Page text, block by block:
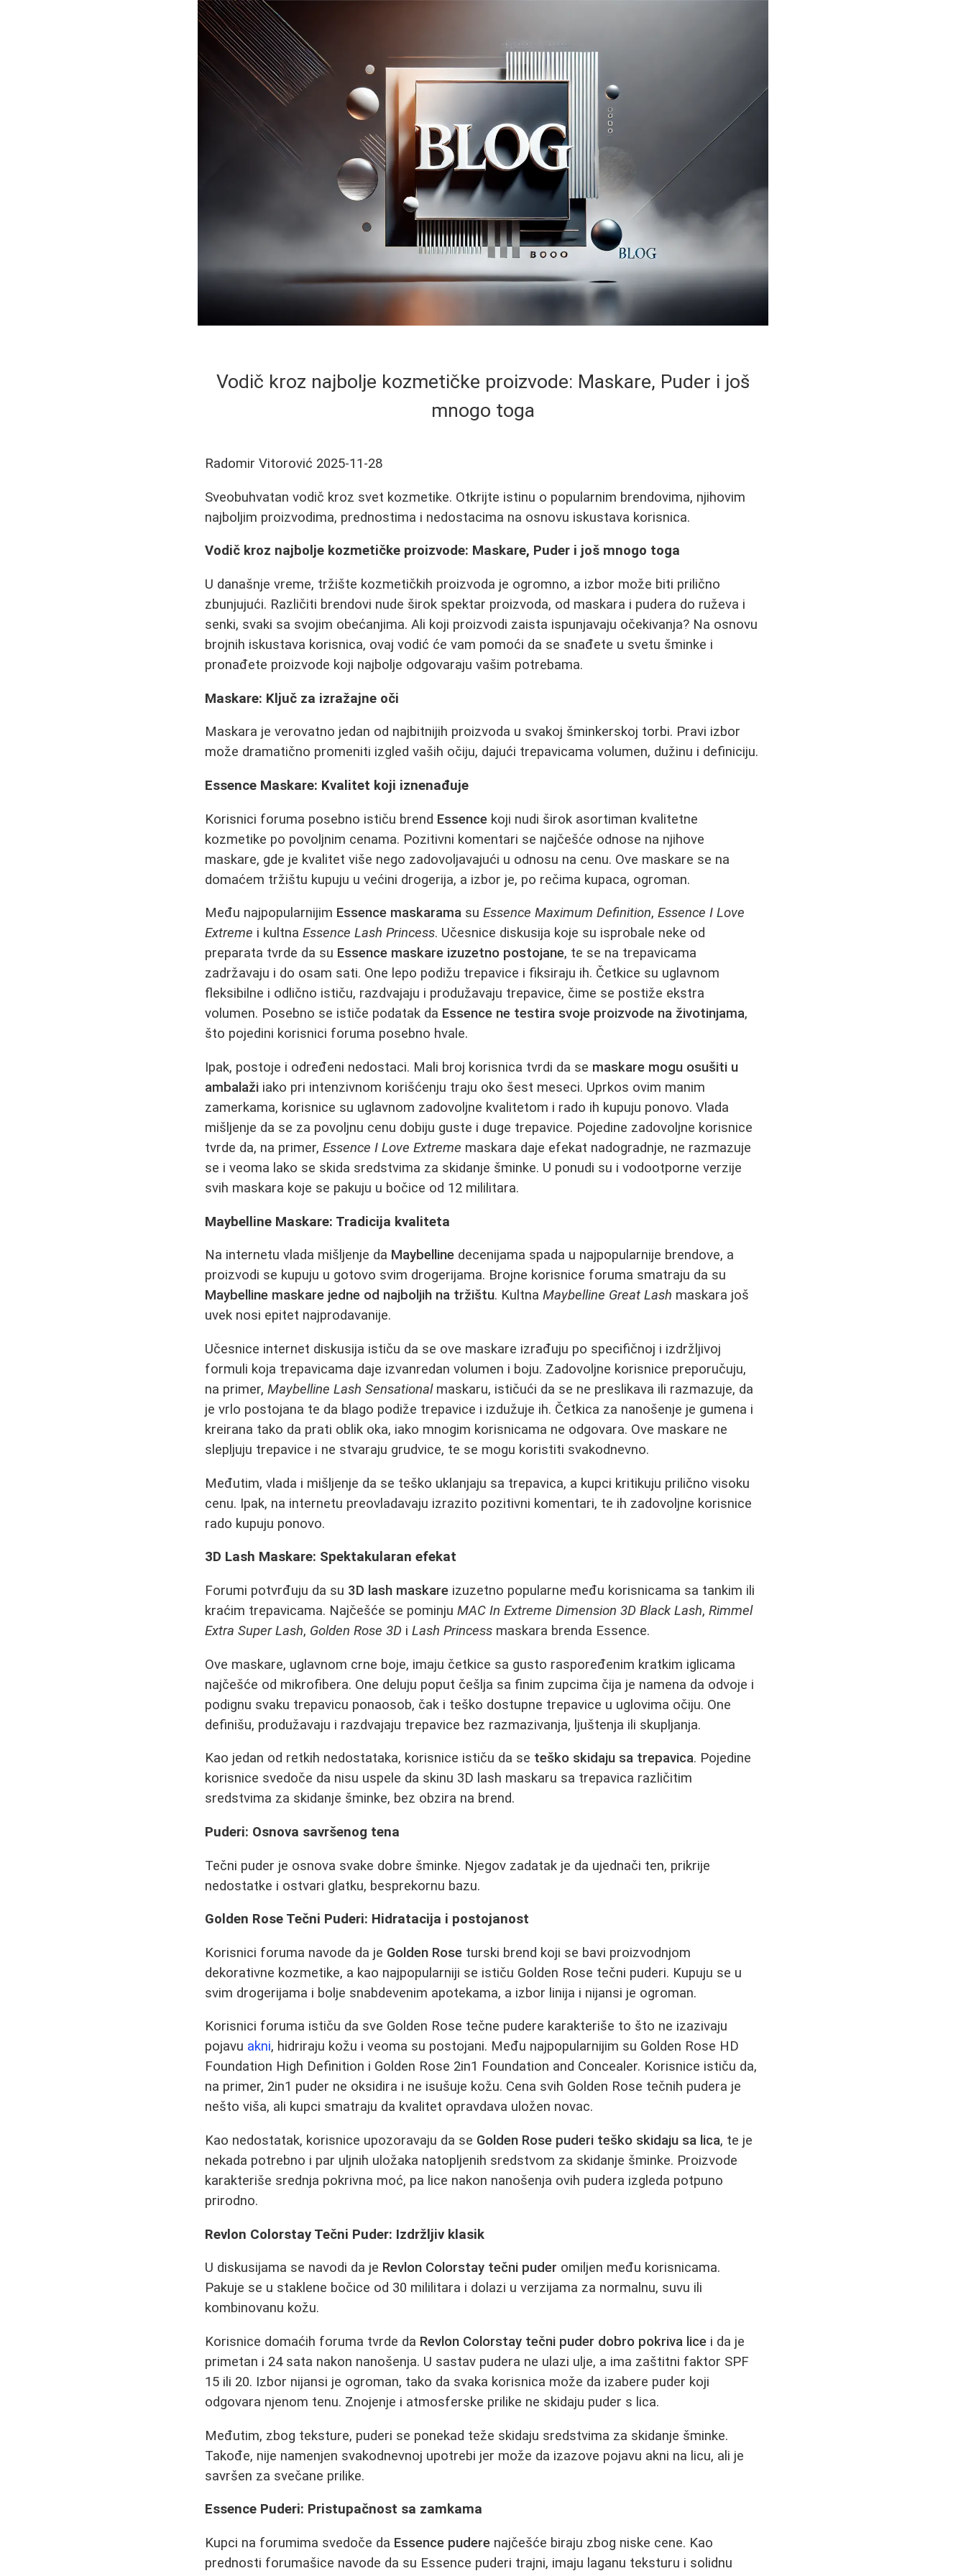
Vodič kroz najbolje kozmetičke proizvode: Maskare, Puder i još
mnogo toga
Radomir Vitorović 2025-11-28
Sveobuhvatan vodič kroz svet kozmetike. Otkrijte istinu o popularnim brendovima, njihovim
najboljim proizvodima, prednostima i nedostacima na osnovu iskustava korisnica.
Vodič kroz najbolje kozmetičke proizvode: Maskare, Puder i još mnogo toga
U današnje vreme, tržište kozmetičkih proizvoda je ogromno, a izbor može biti prilično
zbunjujući. Različiti brendovi nude širok spektar proizvoda, od maskara i pudera do ruževa i
senki, svaki sa svojim obećanjima. Ali koji proizvodi zaista ispunjavaju očekivanja? Na osnovu
brojnih iskustava korisnica, ovaj vodić će vam pomoći da se snađete u svetu šminke i
pronađete proizvode koji najbolje odgovaraju vašim potrebama.
Maskare: Ključ za izražajne oči
Maskara je verovatno jedan od najbitnijih proizvoda u svakoj šminkerskoj torbi. Pravi izbor
može dramatično promeniti izgled vaših očiju, dajući trepavicama volumen, dužinu i definiciju.
Essence Maskare: Kvalitet koji iznenađuje
Korisnici foruma posebno ističu brend Essence koji nudi širok asortiman kvalitetne
kozmetike po povoljnim cenama. Pozitivni komentari se najčešće odnose na njihove
maskare, gde je kvalitet više nego zadovoljavajući u odnosu na cenu. Ove maskare se na
domaćem tržištu kupuju u većini drogerija, a izbor je, po rečima kupaca, ogroman.
Među najpopularnijim Essence maskarama suEssence Maximum Definition,Essence I Love
Extreme i kultnaEssence Lash Princess. Učesnice diskusija koje su isprobale neke od
preparata tvrde da su Essence maskare izuzetno postojane, te se na trepavicama
zadržavaju i do osam sati. One lepo podižu trepavice i fiksiraju ih. Četkice su uglavnom
fleksibilne i odlično ističu, razdvajaju i produžavaju trepavice, čime se postiže ekstra
volumen. Posebno se ističe podatak da Essence ne testira svoje proizvode na životinjama,
što pojedini korisnici foruma posebno hvale.
Ipak, postoje i određeni nedostaci. Mali broj korisnica tvrdi da se maskare mogu osušiti u
ambalaži iako pri intenzivnom korišćenju traju oko šest meseci. Uprkos ovim manim
zamerkama, korisnice su uglavnom zadovoljne kvalitetom i rado ih kupuju ponovo. Vlada
mišljenje da se za povoljnu cenu dobiju guste i duge trepavice. Pojedine zadovoljne korisnice
tvrde da, na primer,Essence I Love Extreme maskara daje efekat nadogradnje, ne razmazuje
se i veoma lako se skida sredstvima za skidanje šminke. U ponudi su i vodootporne verzije
svih maskara koje se pakuju u bočice od 12 mililitara.
Maybelline Maskare: Tradicija kvaliteta
Na internetu vlada mišljenje da Maybelline decenijama spada u najpopularnije brendove, a
proizvodi se kupuju u gotovo svim drogerijama. Brojne korisnice foruma smatraju da su
Maybelline maskare jedne od najboljih na tržištu. KultnaMaybelline Great Lash maskara još
uvek nosi epitet najprodavanije.
Učesnice internet diskusija ističu da se ove maskare izrađuju po specifičnoj i izdržljivoj
formuli koja trepavicama daje izvanredan volumen i boju. Zadovoljne korisnice preporučuju,
na primer,Maybelline Lash Sensationalmaskaru, ističući da se ne preslikava ili razmazuje, da
je vrlo postojana te da blago podiže trepavice i izdužuje ih. Četkica za nanošenje je gumena i
kreirana tako da prati oblik oka, iako mnogim korisnicama ne odgovara. Ove maskare ne
slepljuju trepavice i ne stvaraju grudvice, te se mogu koristiti svakodnevno.
Međutim, vlada i mišljenje da se teško uklanjaju sa trepavica, a kupci kritikuju prilično visoku
cenu. Ipak, na internetu preovladavaju izrazito pozitivni komentari, te ih zadovoljne korisnice
rado kupuju ponovo.
3D Lash Maskare: Spektakularan efekat
Forumi potvrđuju da su 3D lash maskare izuzetno popularne među korisnicama sa tankim ili
kraćim trepavicama. Najčešće se pominjuMAC In Extreme Dimension 3D Black Lash,Rimmel
Extra Super Lash, Golden Rose 3D iLash Princess maskara brenda Essence.
Ove maskare, uglavnom crne boje, imaju četkice sa gusto raspoređenim kratkim iglicama
najčešće od mikrofibera. One deluju poput češlja sa finim zupcima čija je namena da odvoje i
podignu svaku trepavicu ponaosob, čak i teško dostupne trepavice u uglovima očiju. One
definišu, produžavaju i razdvajaju trepavice bez razmazivanja, ljuštenja ili skupljanja.
Kao jedan od retkih nedostataka, korisnice ističu da se teško skidaju sa trepavica. Pojedine
korisnice svedoče da nisu uspele da skinu 3D lash maskaru sa trepavica različitim
sredstvima za skidanje šminke, bez obzira na brend.
Puderi: Osnova savršenog tena
Tečni puder je osnova svake dobre šminke. Njegov zadatak je da ujednači ten, prikrije
nedostatke i ostvari glatku, besprekornu bazu.
Golden Rose Tečni Puderi: Hidratacija i postojanost
Korisnici foruma navode da je Golden Rose turski brend koji se bavi proizvodnjom
dekorativne kozmetike, a kao najpopularniji se ističu Golden Rose tečni puderi. Kupuju se u
svim drogerijama i bolje snabdevenim apotekama, a izbor linija i nijansi je ogroman.
Korisnici foruma ističu da sve Golden Rose tečne pudere karakteriše to što ne izazivaju
pojavu akni, hidriraju kožu i veoma su postojani. Među najpopularnijim su Golden Rose HD
Foundation High Definition i Golden Rose 2in1 Foundation and Concealer. Korisnice ističu da,
na primer, 2in1 puder ne oksidira i ne isušuje kožu. Cena svih Golden Rose tečnih pudera je
nešto viša, ali kupci smatraju da kvalitet opravdava uložen novac.
Kao nedostatak, korisnice upozoravaju da se Golden Rose puderi teško skidaju sa lica, te je
nekada potrebno i par uljnih uložaka natopljenih sredstvom za skidanje šminke. Proizvode
karakteriše srednja pokrivna moć, pa lice nakon nanošenja ovih pudera izgleda potpuno
prirodno.
Revlon Colorstay Tečni Puder: Izdržljiv klasik
U diskusijama se navodi da je Revlon Colorstay tečni puder omiljen među korisnicama.
Pakuje se u staklene bočice od 30 mililitara i dolazi u verzijama za normalnu, suvu ili
kombinovanu kožu.
Korisnice domaćih foruma tvrde da Revlon Colorstay tečni puder dobro pokriva lice i da je
primetan i 24 sata nakon nanošenja. U sastav pudera ne ulazi ulje, a ima zaštitni faktor SPF
15 ili 20. Izbor nijansi je ogroman, tako da svaka korisnica može da izabere puder koji
odgovara njenom tenu. Znojenje i atmosferske prilike ne skidaju puder s lica.
Međutim, zbog teksture, puderi se ponekad teže skidaju sredstvima za skidanje šminke.
Takođe, nije namenjen svakodnevnoj upotrebi jer može da izazove pojavu akni na licu, ali je
savršen za svečane prilike.
Essence Puderi: Pristupačnost sa zamkama
Kupci na forumima svedoče da Essence pudere najčešće biraju zbog niske cene. Kao
prednosti forumašice navode da su Essence puderi trajni, imaju laganu teksturu i solidnu